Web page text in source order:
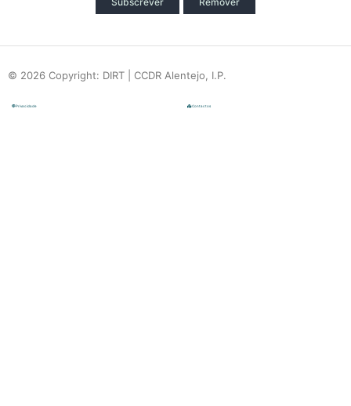
© 2026 Copyright: DIRT | CCDR Alentejo, I.P.
Contactos
Privacidade